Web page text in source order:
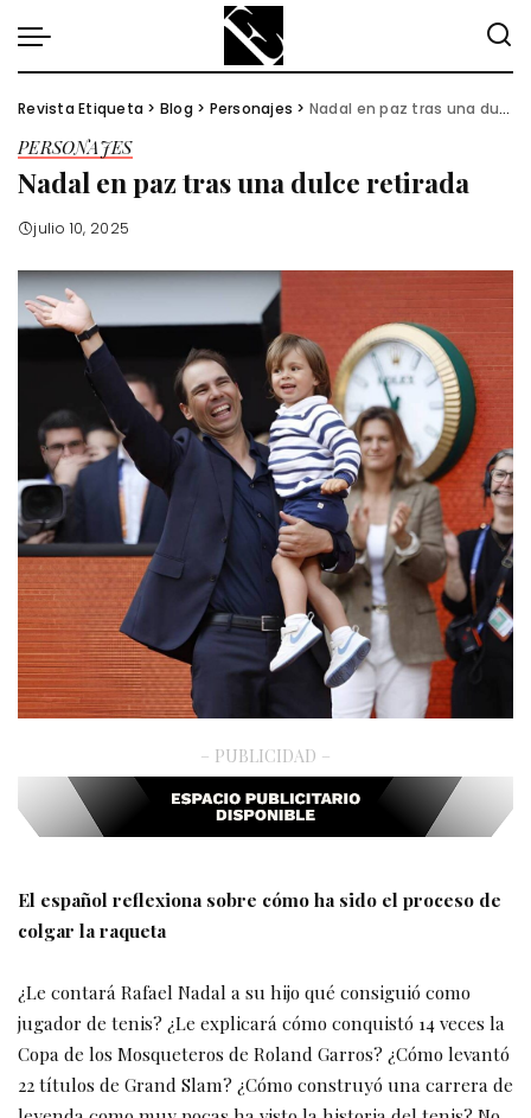
Revista Etiqueta > Blog > Personajes > Nadal en paz tras una dulce retirada
PERSONAJES
Nadal en paz tras una dulce retirada
julio 10, 2025
– PUBLICIDAD –
El español reflexiona sobre cómo ha sido el proceso de
colgar la raqueta
¿Le contará Rafael Nadal a su hijo qué consiguió como
jugador de tenis? ¿Le explicará cómo conquistó 14 veces la
Copa de los Mosqueteros de Roland Garros? ¿Cómo levantó
22 títulos de Grand Slam? ¿Cómo construyó una carrera de